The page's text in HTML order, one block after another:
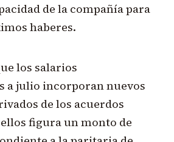
de la compañía para
haberes.
los salarios
a julio incorporan nuevos
de los acuerdos
figura un monto de